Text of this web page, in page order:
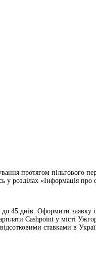
протягом пільгового
розділах «Інформація про
45 днів. Оформити
Cashpoint у місті
ставками в